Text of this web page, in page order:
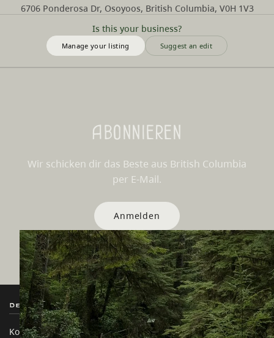
Is this your business?
Manage your listing Suggest an edit
6706 Ponderosa Dr, Osoyoos, British Columbia, V0H 1V3
Abonnieren
Wir schicken dir das Beste aus British Columbia
per E-Mail.
Anmelden
Destination BC
Kontakt
Unsere Websites
Reisebranche